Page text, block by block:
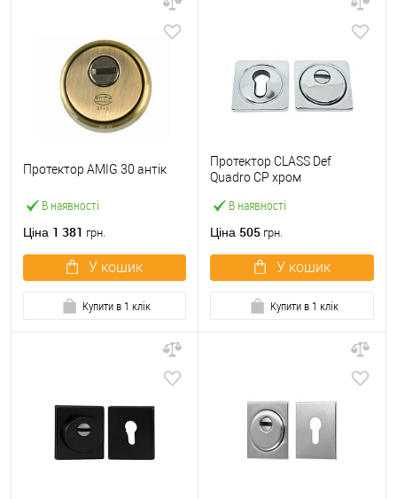
В наявності
Протектор AMIG 30 антік
Ціна 1 381 грн.
У кошик
Купити в 1 клік
В наявності
Протектор CLASS Def
Quadro CP хром
Ціна 505 грн.
У кошик
Купити в 1 клік